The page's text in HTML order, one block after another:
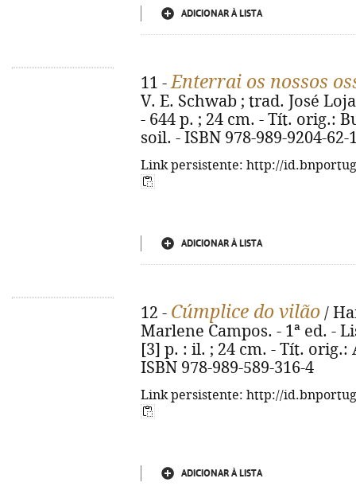
ADICIONAR À LISTA
11 -Enterrai os nossos
V. E. Schwab ; trad. José
- 644 p. ; 24 cm. - Tít. orig.:
soil. - ISBN 978-989-9204-62-
Link persistente: http://
ADICIONAR À LISTA
12 - Cúmplice do vilão /
Marlene Campos. - 1ª ed. -
[3] p. : il. ; 24 cm. - Tít.
ISBN 978-989-589-316-4
Link persistente: http://
ADICIONAR À LISTA